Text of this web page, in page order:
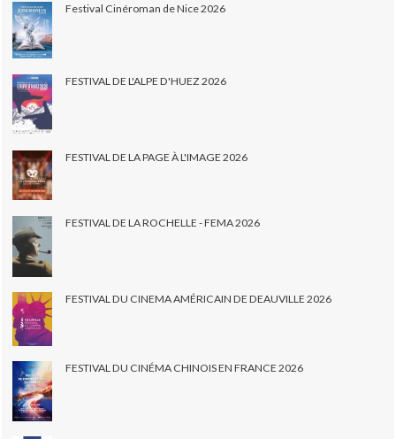
Festival Cinéroman de Nice 2026
FESTIVAL DE L'ALPE D'HUEZ 2026
FESTIVAL DE LA PAGE À L'IMAGE 2026
FESTIVAL DE LA ROCHELLE - FEMA 2026
FESTIVAL DU CINEMA AMÉRICAIN DE DEAUVILLE 2026
FESTIVAL DU CINÉMA CHINOIS EN FRANCE 2026